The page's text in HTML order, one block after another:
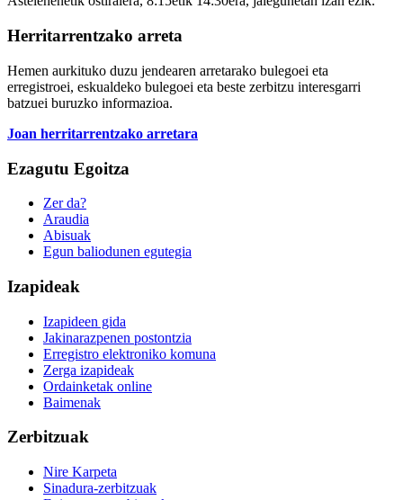
Herritarrentzako arreta
Hemen aurkituko duzu jendearen arretarako bulegoei eta
erregistroei, eskualdeko bulegoei eta beste zerbitzu interesgarri
batzuei buruzko informazioa.
Joan herritarrentzako arretara
Ezagutu Egoitza
Zer da?
Araudia
Abisuak
Egun baliodunen egutegia
Izapideak
Izapideen gida
Jakinarazpenen postontzia
Erregistro elektroniko komuna
Zerga izapideak
Ordainketak online
Baimenak
Zerbitzuak
Nire Karpeta
Sinadura-zerbitzuak